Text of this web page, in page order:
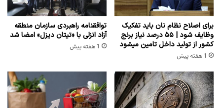
برای اصلاح نظام نان باید تفکیک
وظایف شود | ۵۵ درصد نیاز برنج
کشور از تولید داخل تامین میشود
1 هفته پیش
توافقنامه راهبردی سازمان منطقه
آزاد انزلی با «تیتان دیزل» امضا شد
1 هفته پیش